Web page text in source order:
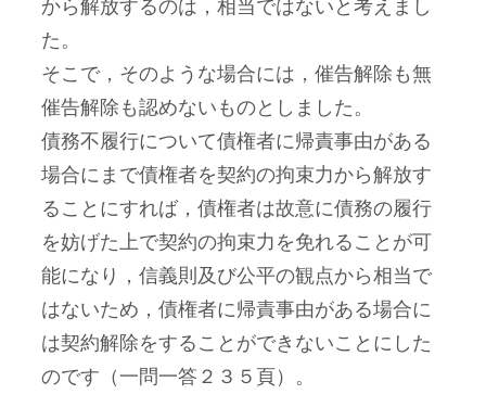
から解放するのは，相当ではないと考えまし
た。
そこで，そのような場合には，催告解除も無
催告解除も認めないものとしました。
債務不履行について債権者に帰責事由がある
場合にまで債権者を契約の拘束力から解放す
ることにすれば，債権者は故意に債務の履行
を妨げた上で契約の拘束力を免れることが可
能になり，信義則及び公平の観点から相当で
はないため，債権者に帰責事由がある場合に
は契約解除をすることができないことにした
のです（一問一答２３５頁）。